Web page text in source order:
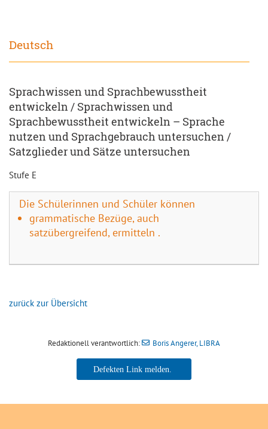
Deutsch
Sprachwissen und Sprachbewusstheit
entwickeln / Sprachwissen und
Sprachbewusstheit entwickeln – Sprache
nutzen und Sprachgebrauch untersuchen /
Satzglieder und Sätze untersuchen
Stufe E
Die Schülerinnen und Schüler können
grammatische Bezüge, auch
satzübergreifend, ermitteln .
zurück zur Übersicht
Redaktionell verantwortlich: Boris Angerer, LIBRA
Boris Angerer, LIBRA